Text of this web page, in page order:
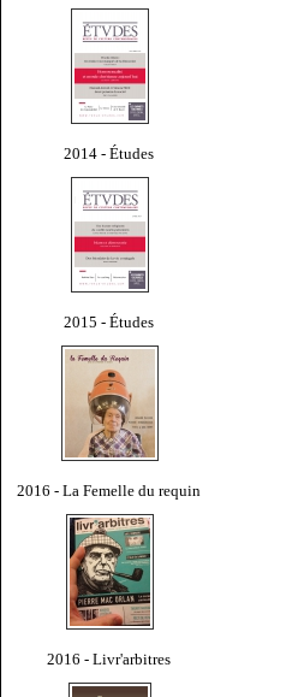
2014 - Études
2015 - Études
2016 - La Femelle du requin
2016 - Livr'arbitres